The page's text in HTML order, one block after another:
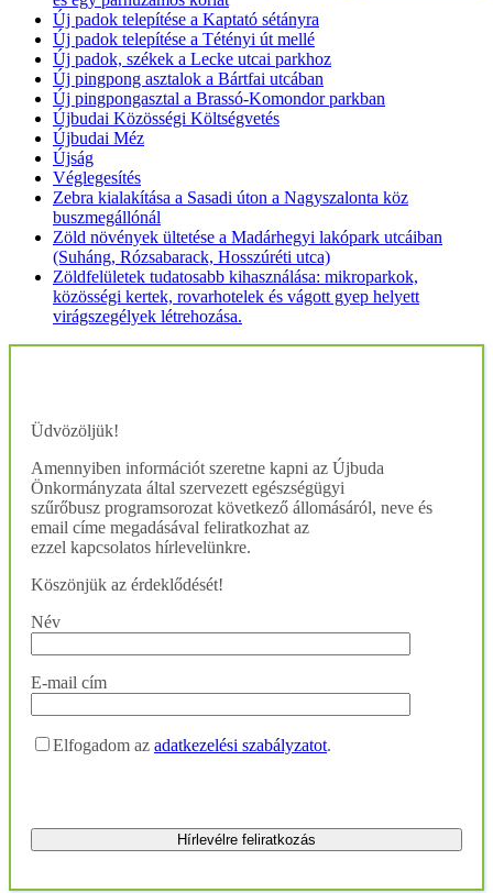
Új padok telepítése a Kaptató sétányra
Új padok telepítése a Tétényi út mellé
Új padok, székek a Lecke utcai parkhoz
Új pingpong asztalok a Bártfai utcában
Új pingpongasztal a Brassó-Komondor parkban
Újbudai Közösségi Költségvetés
Újbudai Méz
Újság
Véglegesítés
Zebra kialakítása a Sasadi úton a Nagyszalonta köz
buszmegállónál
Zöld növények ültetése a Madárhegyi lakópark utcáiban
(Suháng, Rózsabarack, Hosszúréti utca)
Zöldfelületek tudatosabb kihasználása: mikroparkok,
közösségi kertek, rovarhotelek és vágott gyep helyett
virágszegélyek létrehozása.
Üdvözöljük!
Amennyiben információt szeretne kapni az Újbuda
Önkormányzata által szervezett egészségügyi
szűrőbusz programsorozat következő állomásáról, neve és
email címe megadásával feliratkozhat az
ezzel kapcsolatos hírlevelünkre.
Köszönjük az érdeklődését!
Név
E-mail cím
Elfogadom az adatkezelési szabályzatot.